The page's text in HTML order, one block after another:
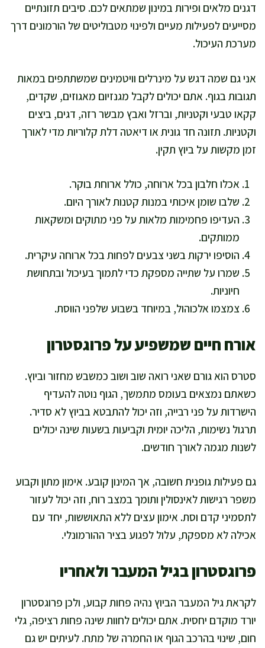
דגנים מלאים ופירות במינון שמתאים לכם. סיבים תזונתיים
מסייעים לפעילות מעיים ולפינוי מטבוליטים של הורמונים דרך
מערכת העיכול.
אני גם שמה דגש על מינרלים וויטמינים שמשתתפים במאות
תגובות בגוף. אתם יכולים לקבל מגנזיום מאגוזים, שקדים,
קקאו טבעי וקטניות, וברזל ואבץ מבשר רזה, דגים, ביצים
וקטניות. תזונה חד גונית או דיאטה דלת קלוריות מדי לאורך
זמן מקשות על ביוץ תקין.
אכלו חלבון בכל ארוחה, כולל ארוחת בוקר.
שלבו שומן איכותי במנות קטנות לאורך היום.
העדיפו פחמימות מלאות על פני מתוקים ומשקאות
ממותקים.
הוסיפו ירקות בשני צבעים לפחות בכל ארוחה עיקרית.
שמרו על שתייה מספקת כדי לתמוך בעיכול ובתחושת
חיוניות.
צמצמו אלכוהול, במיוחד בשבוע שלפני הווסת.
אורח חיים שמשפיע על פרוגסטרון
סטרס הוא גורם שאני רואה שוב ושוב כמשבש מחזור וביוץ.
כשאתם נמצאים בעומס מתמשך, הגוף נוטה להעדיף
הישרדות על פני רבייה, וזה יכול להתבטא בביוץ לא סדיר.
תרגול נשימות, הליכה יומית וקביעות בשעות שינה יכולים
לשנות מגמה לאורך חודשים.
גם פעילות גופנית חשובה, אך המינון קובע. אימון מתון וקבוע
משפר רגישות לאינסולין ותומך במצב רוח, וזה יכול לעזור
לתסמיני קדם וסת. אימון עצים ללא התאוששות, יחד עם
אכילה לא מספקת, עלול לפגוע בציר ההורמונלי.
פרוגסטרון בגיל המעבר ולאחריו
לקראת גיל המעבר הביוץ נהיה פחות קבוע, ולכן פרוגסטרון
יורד מוקדם יחסית. אתם יכולים לחוות שינה פחות רציפה, גלי
חום, שינוי בהרכב הגוף או החמרה של מתח. לעיתים יש גם